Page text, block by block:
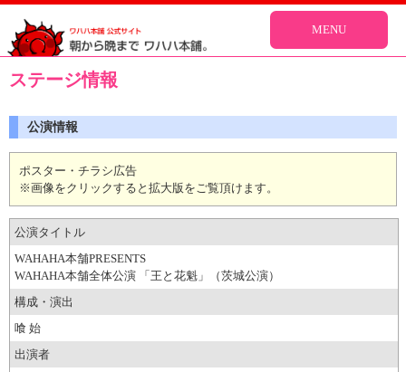
MENU
ステージ情報
公演情報
ポスター・チラシ広告
※画像をクリックすると拡大版をご覧頂けます。
公演タイトル
WAHAHA本舗PRESENTS
WAHAHA本舗全体公演 「王と花魁」（茨城公演）
構成・演出
喰 始
出演者